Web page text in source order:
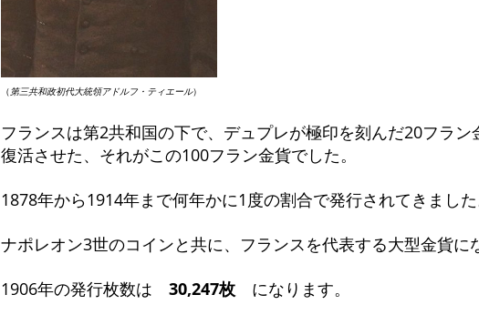
（第三共和政初代大統領アドルフ・ティエール）
フランスは第2共和国の下で、デュプレが極印を刻んだ20フラ
復活させた、それがこの100フラン金貨でした。
1878年から1914年まで何年かに1度の割合で発行されてきました
ナポレオン3世のコインと共に、フランスを代表する大型金貨に
1906年の発行枚数は 30,247枚になります。